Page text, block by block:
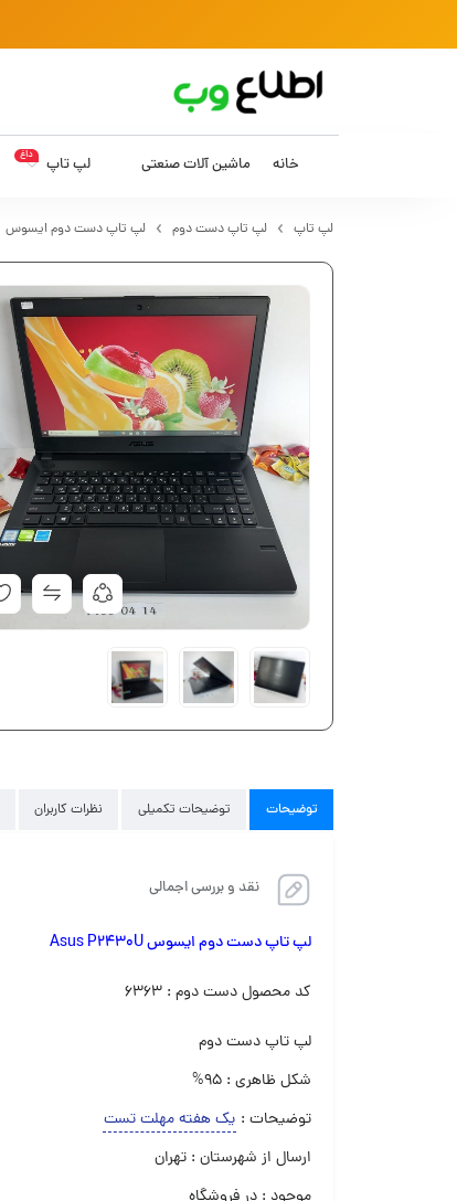
خانه ماشین آلات صنعتی لپ تاپ داغ
لپ تاپ لپ تاپ دست دوم لپ تاپ دست دوم ایسوس
توضیحات توضیحات تکمیلی نظرات کاربران
نقد و بررسی اجمالی
لپ تاپ دست دوم ایسوس Asus P2430U
کد محصول دست دوم : ۶۳۶۳
لپ تاپ دست دوم‌
شکل ظاهری : ۹۵%
توضیحات : یک هفته مهلت تست
ارسال از شهرستان : تهران